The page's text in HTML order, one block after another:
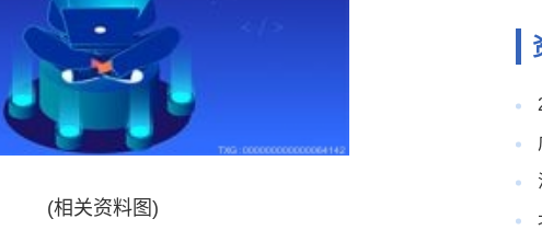
(相关资料图)